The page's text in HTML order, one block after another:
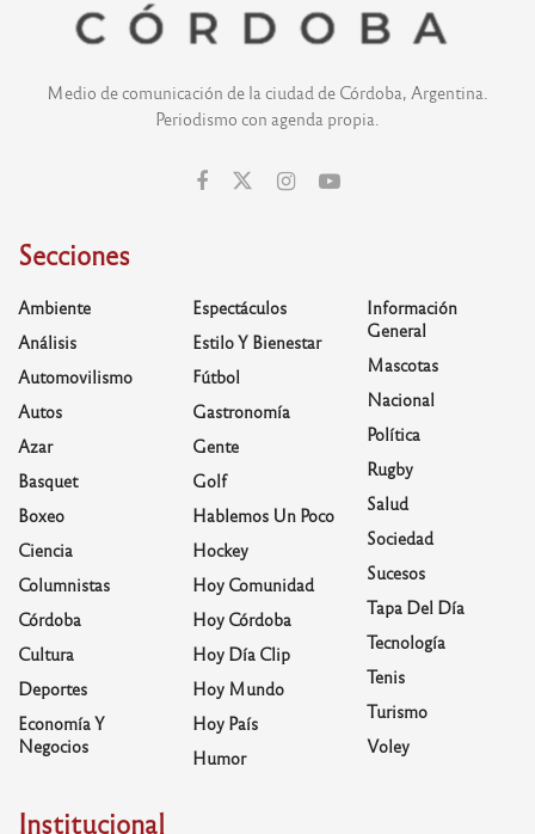
Medio de comunicación de la ciudad de Córdoba, Argentina.
Periodismo con agenda propia.
Secciones
Ambiente
Análisis
Automovilismo
Autos
Azar
Basquet
Boxeo
Ciencia
Columnistas
Córdoba
Cultura
Deportes
Economía Y
Negocios
Espectáculos
Estilo Y Bienestar
Fútbol
Gastronomía
Gente
Golf
Hablemos Un Poco
Hockey
Hoy Comunidad
Hoy Córdoba
Hoy Día Clip
Hoy Mundo
Hoy País
Humor
Información
General
Mascotas
Nacional
Política
Rugby
Salud
Sociedad
Sucesos
Tapa Del Día
Tecnología
Tenis
Turismo
Voley
Institucional